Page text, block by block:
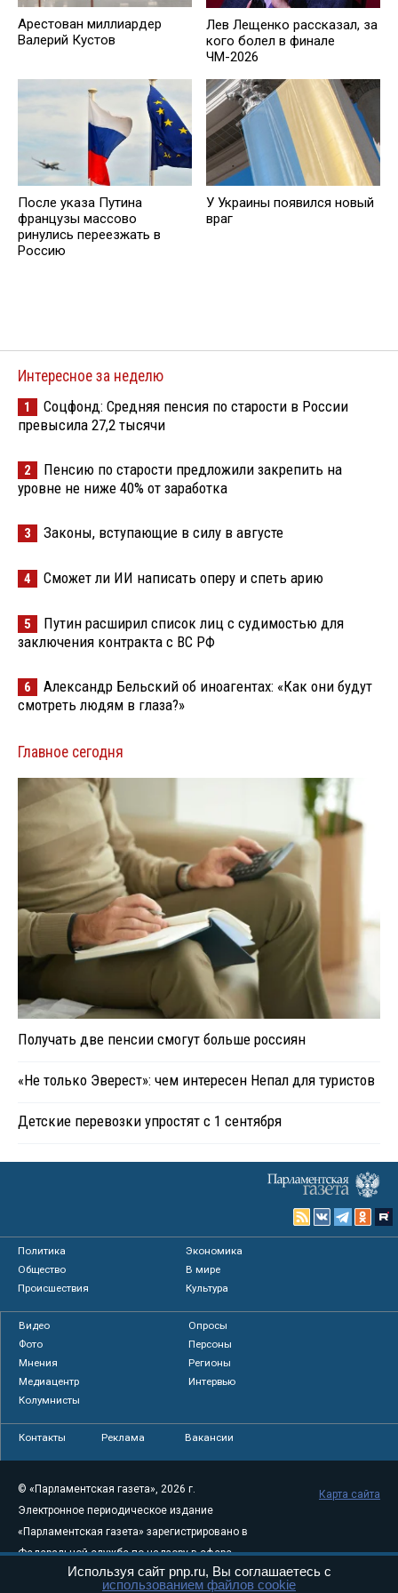
Арестован миллиардер
Валерий Кустов
Лев Лещенко рассказал, за
кого болел в финале
ЧМ-2026
После указа Путина
французы массово
ринулись переезжать в
Россию
У Украины появился новый
враг
Интересное за неделю
1
Соцфонд: Средняя пенсия по старости в России
превысила 27,2 тысячи
2
Пенсию по старости предложили закрепить на
уровне не ниже 40% от заработка
3 Законы, вступающие в силу в августе
4 Сможет ли ИИ написать оперу и спеть арию
5
Путин расширил список лиц с судимостью для
заключения контракта с ВС РФ
6
Александр Бельский об иноагентах: «Как они будут
смотреть людям в глаза?»
Главное сегодня
Получать две пенсии смогут больше россиян
«Не только Эверест»: чем интересен Непал для туристов
Детские перевозки упростят с 1 сентября
Политика
Экономика
Общество
В мире
Происшествия
Культура
Видео
Опросы
Фото
Персоны
Мнения
Регионы
Медиацентр
Интервью
Колумнисты
Контакты Реклама Вакансии
© «Парламентская газета», 2026 г.
Электронное периодическое издание
«Парламентская газета» зарегистрировано в
Федеральной службе по надзору в сфере
связи, информационных технологий и
Карта сайта
Используя сайт pnp.ru, Вы соглашаетесь с
использованием файлов cookie